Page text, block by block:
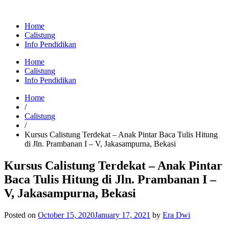
Home
Calistung
Info Pendidikan
Home
Calistung
Info Pendidikan
Home
/
Calistung
/
Kursus Calistung Terdekat – Anak Pintar Baca Tulis Hitung
di Jln. Prambanan I – V, Jakasampurna, Bekasi
Kursus Calistung Terdekat – Anak Pintar
Baca Tulis Hitung di Jln. Prambanan I –
V, Jakasampurna, Bekasi
Posted on October 15, 2020January 17, 2021 by Era Dwi